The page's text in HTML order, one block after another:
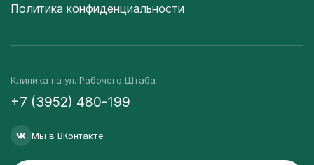
Политика конфиденциальности
Клиника на ул. Рабочего Штаба
+7 (3952) 480-199
Мы в ВКонтакте